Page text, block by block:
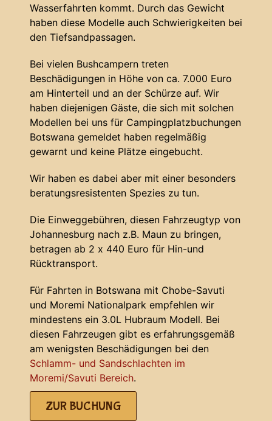
Wasserfahrten kommt. Durch das Gewicht
haben diese Modelle auch Schwierigkeiten bei
den Tiefsandpassagen.
Bei vielen Bushcampern treten
Beschädigungen in Höhe von ca. 7.000 Euro
am Hinterteil und an der Schürze auf. Wir
haben diejenigen Gäste, die sich mit solchen
Modellen bei uns für Campingplatzbuchungen
Botswana gemeldet haben regelmäßig
gewarnt und keine Plätze eingebucht.
Wir haben es dabei aber mit einer besonders
beratungsresistenten Spezies zu tun.
Die Einweggebühren, diesen Fahrzeugtyp von
Johannesburg nach z.B. Maun zu bringen,
betragen ab 2 x 440 Euro für Hin-und
Rücktransport.
Für Fahrten in Botswana mit Chobe-Savuti
und Moremi Nationalpark empfehlen wir
mindestens ein 3.0L Hubraum Modell. Bei
diesen Fahrzeugen gibt es erfahrungsgemäß
am wenigsten Beschädigungen bei den
Schlamm- und Sandschlachten im
Moremi/Savuti Bereich.
ZUR BUCHUNG